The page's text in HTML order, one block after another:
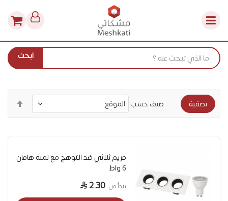
ابحث
تصفية صنف حسب
فريم ثلاثي ضد التوهج مع لمبة هافان
6 واط
يبدأ من 2.30